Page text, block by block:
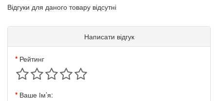
Відгуки для даного товару відсутні
Написати відгук
Рейтинг
Ваше Ім’я: